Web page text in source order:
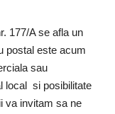
177/A se afla un
postal este acum
sau
local si posibilitate
va invitam sa ne